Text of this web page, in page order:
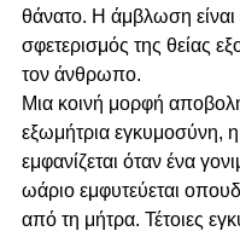
θάνατο. Η άμβλωση είναι
σφετερισμός της θείας
τον άνθρωπο.
Μια κοινή μορφή
εξωμήτρια εγκυμοσύνη,
εμφανίζεται όταν ένα
ωάριο εμφυτεύεται
από τη μήτρα. Τέτοιες